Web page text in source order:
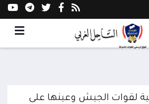
لقوات الجيش وعينها على